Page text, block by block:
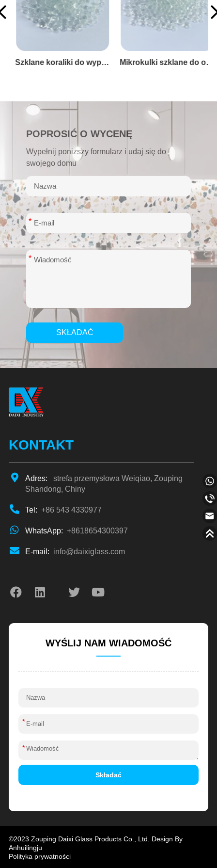
Szklane koraliki do wypełniania lalek Mikrokulki szklane do obciążania zabawek
POPROSIĆ O WYCENĘ
Wypełnij poniższy formularz i udaj się do
swojego domu
*
*
SKŁADAĆ
Alternative:
KONTAKT
Adres:
strefa przemysłowa Weiqiao, Zouping
Shandong, Chiny
Tel: +86 543 4330977
WhatsApp: +8618654300397
E-mail: info@daixiglass.com
WYŚLIJ NAM WIADOMOŚĆ
*
*
Składać
©2023 Zouping Daixi Glass Products Co., Ltd. Design By
Anhuilingju
Polityka prywatności